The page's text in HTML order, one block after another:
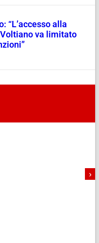
“L’accesso alla
va limitato
›